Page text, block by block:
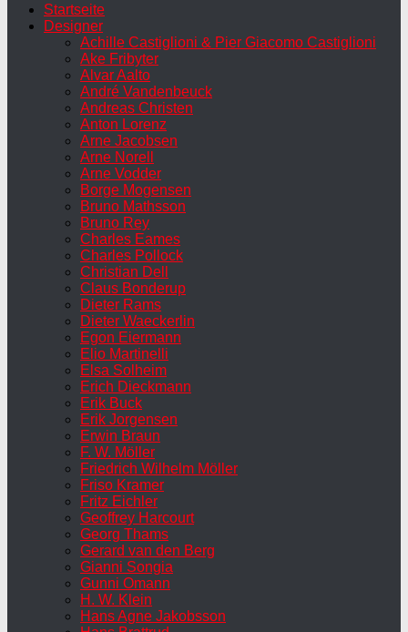
Startseite
Designer
Achille Castiglioni & Pier Giacomo Castiglioni
Ake Fribyter
Alvar Aalto
André Vandenbeuck
Andreas Christen
Anton Lorenz
Arne Jacobsen
Arne Norell
Arne Vodder
Borge Mogensen
Bruno Mathsson
Bruno Rey
Charles Eames
Charles Pollock
Christian Dell
Claus Bonderup
Dieter Rams
Dieter Waeckerlin
Egon Eiermann
Elio Martinelli
Elsa Solheim
Erich Dieckmann
Erik Buck
Erik Jorgensen
Erwin Braun
F. W. Möller
Friedrich Wilhelm Möller
Friso Kramer
Fritz Eichler
Geoffrey Harcourt
Georg Thams
Gerard van den Berg
Gianni Songia
Gunni Omann
H. W. Klein
Hans Agne Jakobsson